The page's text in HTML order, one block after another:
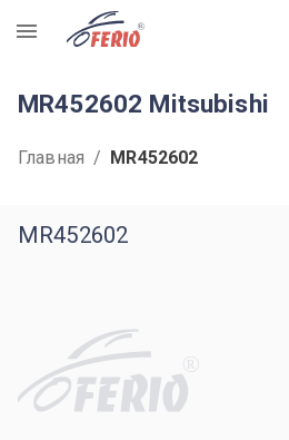
R
MR452602 Mitsubishi
Главная / MR452602
MR452602
R